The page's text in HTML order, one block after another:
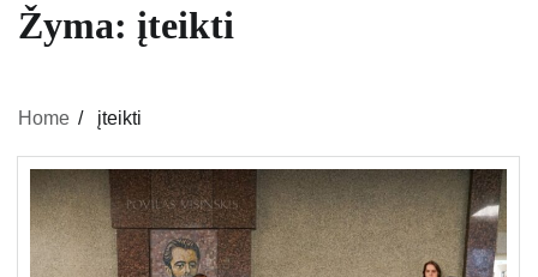
Žyma: įteikti
Home įteikti